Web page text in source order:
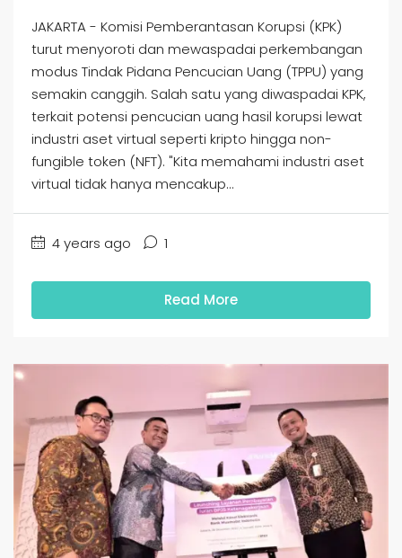
JAKARTA - Komisi Pemberantasan Korupsi (KPK)
turut menyoroti dan mewaspadai perkembangan
modus Tindak Pidana Pencucian Uang (TPPU) yang
semakin canggih. Salah satu yang diwaspadai KPK,
terkait potensi pencucian uang hasil korupsi lewat
industri aset virtual seperti kripto hingga non-
fungible token (NFT). "Kita memahami industri aset
virtual tidak hanya mencakup...
4 years ago 1
Read More